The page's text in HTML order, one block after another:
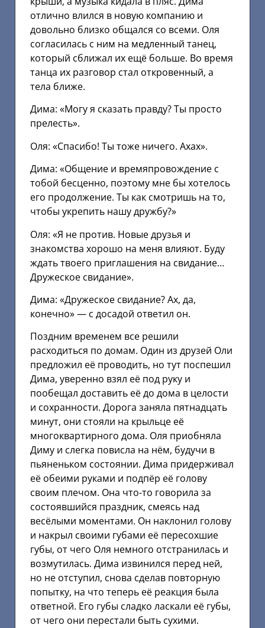
отлично влился в новую компанию и
довольно близко общался со всеми. Оля
согласилась с ним на медленный танец,
который сближал их ещё больше. Во время
танца их разговор стал откровенный, а
тела ближе.
Дима: «Могу я сказать правду? Ты просто
прелесть».
Оля: «Спасибо! Ты тоже ничего. Ахах».
Дима: «Общение и времяпровождение с
тобой бесценно, поэтому мне бы хотелось
его продолжение. Ты как смотришь на то,
чтобы укрепить нашу дружбу?»
Оля: «Я не против. Новые друзья и
знакомства хорошо на меня влияют. Буду
ждать твоего приглашения на свидание…
Дружеское свидание».
Дима: «Дружеское свидание? Ах, да,
конечно» — с досадой ответил он.
Поздним временем все решили
расходиться по домам. Один из друзей Оли
предложил её проводить, но тут поспешил
Дима, уверенно взял её под руку и
пообещал доставить её до дома в целости
и сохранности. Дорога заняла пятнадцать
минут, они стояли на крыльце её
многоквартирного дома. Оля приобняла
Диму и слегка повисла на нём, будучи в
пьяненьком состоянии. Дима придерживал
её обеими руками и подпёр её голову
своим плечом. Она что-то говорила за
состоявшийся праздник, смеясь над
весёлыми моментами. Он наклонил голову
и накрыл своими губами её пересохшие
губы, от чего Оля немного отстранилась и
возмутилась. Дима извинился перед ней,
но не отступил, снова сделав повторную
попытку, на что теперь её реакция была
ответной. Его губы сладко ласкали её губы,
от чего они перестали быть сухими.